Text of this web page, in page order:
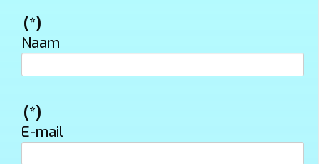
(*)
Naam
(*)
E-mail